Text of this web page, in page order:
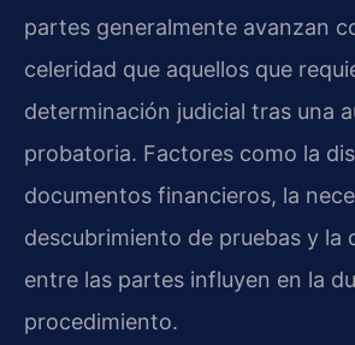
partes generalmente avanzan
celeridad que aquellos que
determinación judicial tras una
probatoria. Factores como la
documentos financieros, la
descubrimiento de pruebas y la
entre las partes influyen en la
procedimiento.